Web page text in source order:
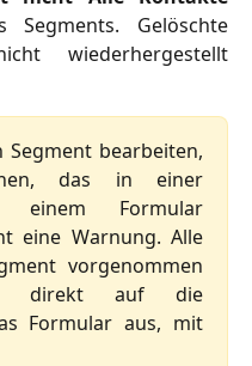
Segments. Gelöschte
wiederhergestellt
Segment bearbeiten,
das in einer
einem Formular
eine Warnung. Alle
vorgenommen
direkt auf die
Formular aus, mit